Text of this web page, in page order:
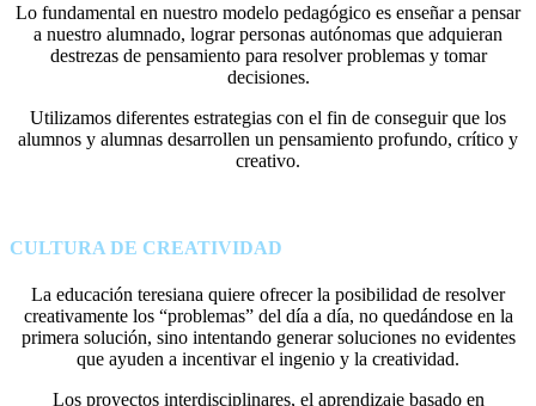
Lo fundamental en nuestro modelo pedagógico es enseñar a pensar
a nuestro alumnado, lograr personas autónomas que adquieran
destrezas de pensamiento para resolver problemas y tomar
decisiones.
Utilizamos diferentes estrategias con el fin de conseguir que los
alumnos y alumnas desarrollen un pensamiento profundo, crítico y
creativo.
CULTURA DE CREATIVIDAD
La educación teresiana quiere ofrecer la posibilidad de resolver
creativamente los “problemas” del día a día, no quedándose en la
primera solución, sino intentando generar soluciones no evidentes
que ayuden a incentivar el ingenio y la creatividad.
Los proyectos interdisciplinares, el aprendizaje basado en